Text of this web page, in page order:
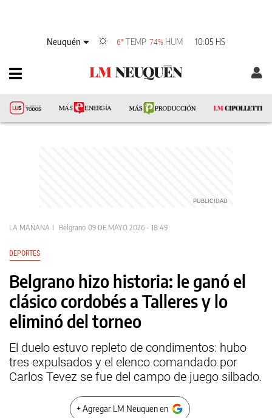
Neuquén 6°TEMP 74% HUM 10:05 HS
LA MAÑANA Belgrano 09 DE MAYO 2026 - 18:49
DEPORTES
Belgrano hizo historia: le ganó el
clásico cordobés a Talleres y lo
eliminó del torneo
El duelo estuvo repleto de condimentos: hubo
tres expulsados y el elenco comandado por
Carlos Tevez se fue del campo de juego silbado.
+ Agregar LM Neuquen en